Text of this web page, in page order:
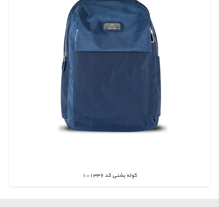
کوله پشتی کد 1336-1
اطلاعات بیشتر